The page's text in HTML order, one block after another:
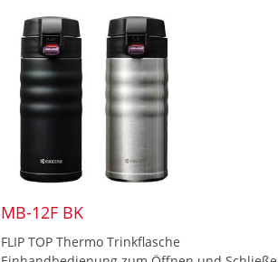
MB-12F BK
FLIP TOP Thermo Trinkflasche